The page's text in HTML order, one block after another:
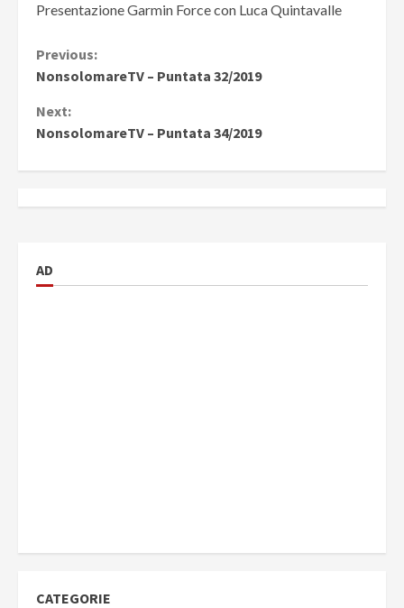
Presentazione Garmin Force con Luca Quintavalle
Continue
Previous:
NonsolomareTV – Puntata 32/2019
Next:
NonsolomareTV – Puntata 34/2019
AD
CATEGORIE